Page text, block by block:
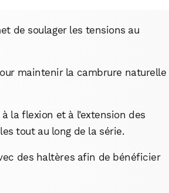
de soulager les tensions au
maintenir la cambrure naturelle
la flexion et à l’extension des
tout au long de la série.
des haltères afin de bénéficier